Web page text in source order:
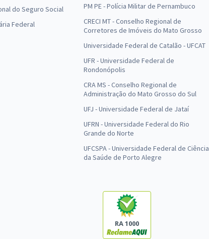
do Seguro Social
Federal
PM PE - Polícia Militar de Pernambuco
CRECI MT - Conselho Regional de
Corretores de Imóveis do Mato Grosso
Universidade Federal de Catalão - UFCAT
UFR - Universidade Federal de
Rondonópolis
CRA MS - Conselho Regional de
Administração do Mato Grosso do Sul
UFJ - Universidade Federal de Jataí
UFRN - Universidade Federal do Rio
Grande do Norte
UFCSPA - Universidade Federal de Ciência
da Saúde de Porto Alegre
RA 1000